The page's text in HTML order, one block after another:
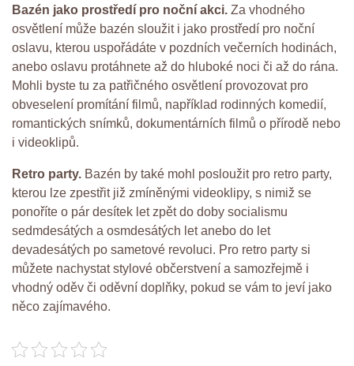
Bazén jako prostředí pro noční akci. Za vhodného
osvětlení může bazén sloužit i jako prostředí pro noční
oslavu, kterou uspořádáte v pozdních večerních hodinách,
anebo oslavu protáhnete až do hluboké noci či až do rána.
Mohli byste tu za patřičného osvětlení provozovat pro
obveselení promítání filmů, například rodinných komedií,
romantických snímků, dokumentárních filmů o přírodě nebo
i videoklipů.
Retro party. Bazén by také mohl posloužit pro retro party,
kterou lze zpestřit již zmíněnými videoklipy, s nimiž se
ponoříte o pár desítek let zpět do doby socialismu
sedmdesátých a osmdesátých let anebo do let
devadesátých po sametové revoluci. Pro retro party si
můžete nachystat stylové občerstvení a samozřejmě i
vhodný oděv či oděvní doplňky, pokud se vám to jeví jako
něco zajímavého.